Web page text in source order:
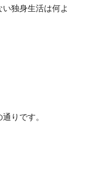
独身生活は何よ
りです。